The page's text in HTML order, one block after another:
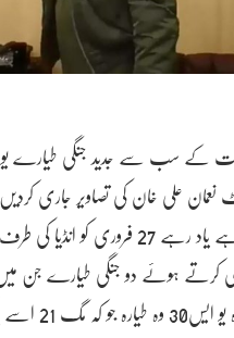
نعمان علی خان کی تصاویر جاری
رہا ہے یاد رہے 27 فروری
طیارہ